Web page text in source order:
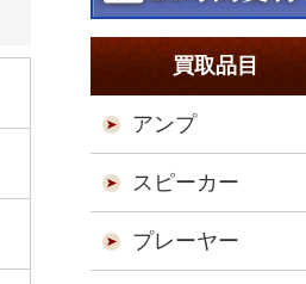
買取品目
アンプ
スピーカー
プレーヤー